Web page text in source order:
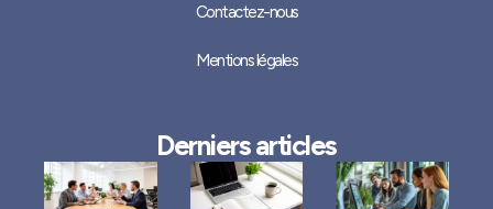
Contactez-nous
Mentions légales
Derniers articles